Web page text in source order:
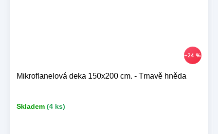
–24 %
Mikroflanelová deka 150x200 cm. - Tmavě hněda
Skladem (4 ks)